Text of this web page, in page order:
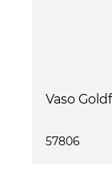
Vaso
57806